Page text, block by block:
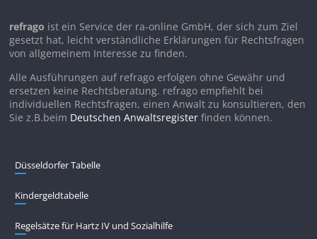
refrago ist ein Service der ra-online GmbH, der sich zum Ziel
gesetzt hat, leicht verständliche Erklärungen für Rechtsfragen
von allgemeinem Interesse zu finden.
Alle Ausführungen auf refrago erfolgen ohne Gewähr und
ersetzen keine Rechtsberatung. refrago empfiehlt bei
individuellen Rechtsfragen, einen Anwalt zu konsultieren, den
Sie z.B.beim Deutschen Anwaltsregister finden können.
Düsseldorfer Tabelle
Kindergeldtabelle
Regelsätze für Hartz IV und Sozialhilfe